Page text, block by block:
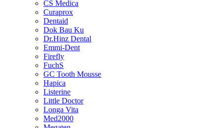
CS Medica
Curaprox
Dentaid
Dok Bau Ku
Dr.Hinz Dental
Emmi-Dent
Firefly
FuchS
GC Tooth Mousse
Hapica
Listerine
Little Doctor
Longa Vita
Med2000